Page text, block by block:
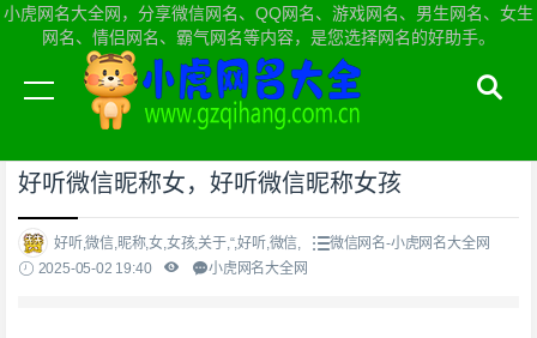
小虎网名大全网，分享微信网名、QQ网名、游戏网名、男生网名、女生
网名、情侣网名、霸气网名等内容，是您选择网名的好助手。
当前位置：小虎网名大全网首页>微信网名
好听微信昵称女，好听微信昵称女孩
好听,微信,昵称,女,女孩,关于,“,好听,微信,
微信网名-小虎网名大全网
2025-05-02 19:40
小虎网名大全网